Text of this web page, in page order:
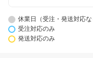
休業日（受注・発送対応な
受注対応のみ
発送対応のみ